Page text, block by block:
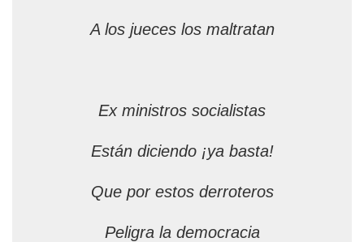
A los jueces los maltratan
Ex ministros socialistas
Están diciendo ¡ya basta!
Que por estos derroteros
Peligra la democracia